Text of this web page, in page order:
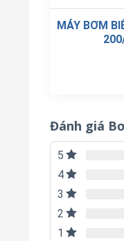
MÁY BƠM
Đánh giá
5
4
3
2
1